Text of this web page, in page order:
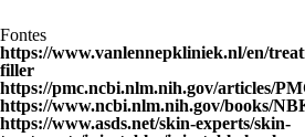
Fontes
https://www.vanlennepkliniek.nl/en/
filler
https://pmc.ncbi.nlm.nih.gov/articles/
https://www.ncbi.nlm.nih.gov/books/
https://www.asds.net/skin-experts/skin-